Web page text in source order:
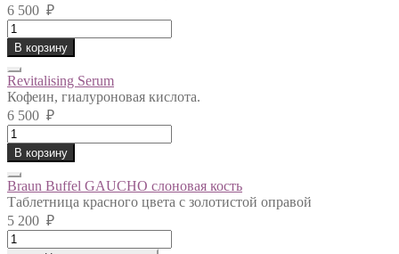
6 500 ₽
Restoring
Serum
quantity
В корзину
Revitalising Serum
Кофеин, гиалуроновая кислота.
6 500 ₽
Revitalising
Serum
quantity
В корзину
Braun Buffel GAUCHO слоновая кость
Таблетница красного цвета с золотистой оправой
5 200 ₽
Braun